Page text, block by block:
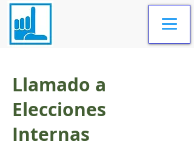
Llamado a
Elecciones
Internas